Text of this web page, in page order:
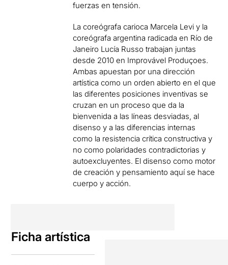
fuerzas en tensión.
La coreógrafa carioca Marcela Levi y la
coreógrafa argentina radicada en Río de
Janeiro Lucía Russo trabajan juntas
desde 2010 en Improvável Produçoes.
Ambas apuestan por una dirección
artística como un orden abierto en el que
las diferentes posiciones inventivas se
cruzan en un proceso que da la
bienvenida a las líneas desviadas, al
disenso y a las diferencias internas
como la resistencia crítica constructiva y
no como polaridades contradictorias y
autoexcluyentes. El disenso como motor
de creación y pensamiento aquí se hace
cuerpo y acción.
Ficha artística